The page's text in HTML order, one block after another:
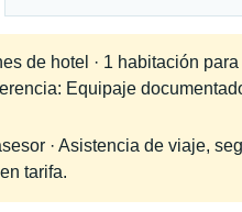
de hotel · 1 habitación
Equipaje
· Asistencia de viaje,
tarifa.